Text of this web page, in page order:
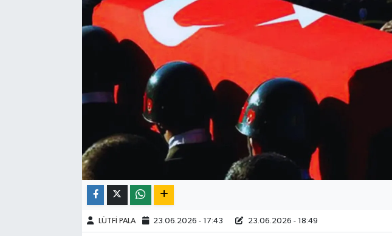
LÜTFİ PALA 23.06.2026 - 17:43 23.06.2026 - 18:49